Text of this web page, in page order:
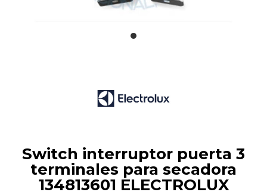
Switch interruptor puerta 3
terminales para secadora
134813601 ELECTROLUX